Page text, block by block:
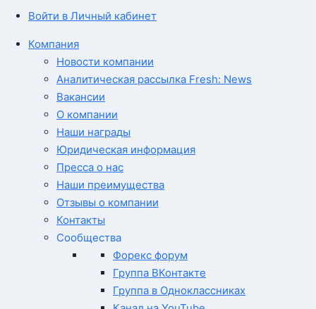
Войти в Личный кабинет
Компания
Новости компании
Аналитическая рассылка Fresh: News
Вакансии
О компании
Наши награды
Юридическая информация
Пресса о нас
Наши преимущества
Отзывы о компании
Контакты
Сообщества
Форекс форум
Группа ВКонтакте
Группа в Одноклассниках